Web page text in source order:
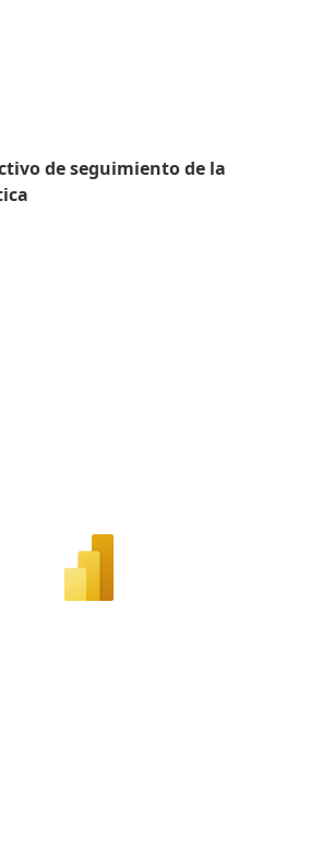
de seguimiento de la